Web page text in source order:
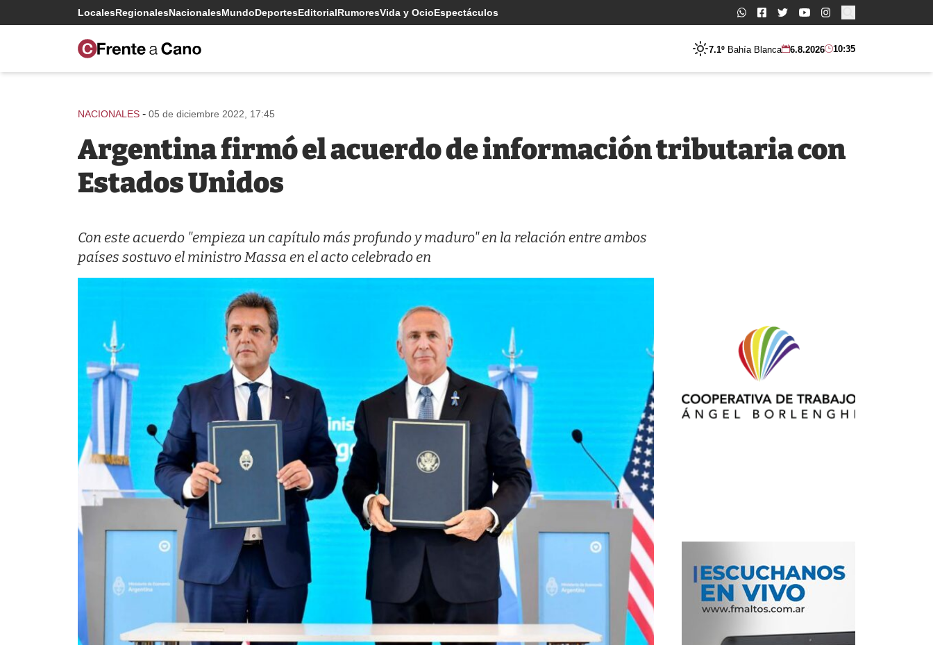
LocalesRegionalesNacionalesMundoDeportesEditorialRumoresVida y OcioEspectáculos Buscar:
7.1º Bahía Blanca 6.8.2026 10:35
NACIONALES - 05 de diciembre 2022, 17:45
Argentina firmó el acuerdo de información tributaria con
Estados Unidos
Con este acuerdo "empieza un capítulo más profundo y maduro" en la relación entre ambos
países sostuvo el ministro Massa en el acto celebrado en